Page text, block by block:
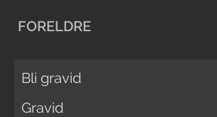
FORELDRE
Bli gravid
Gravid